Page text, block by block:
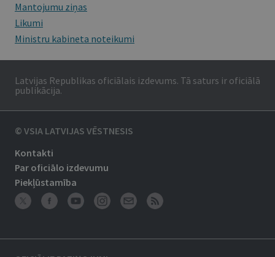
Mantojumu ziņas
Likumi
Ministru kabineta noteikumi
Latvijas Republikas oficiālais izdevums. Tā saturs ir oficiālā
publikācija.
© VSIA LATVIJAS VĒSTNESIS
Kontakti
Par oficiālo izdevumu
Piekļūstamība